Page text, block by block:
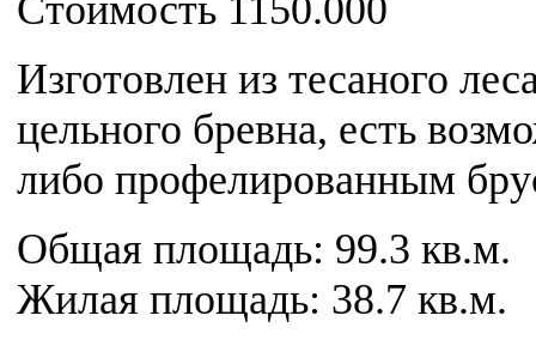
Cтоимость 1150.000
Изготовлен из тесаного
цельного бревна, есть
либо профелированным
Общая площадь: 99.3 кв.м.
Жилая площадь: 38.7 кв.м.